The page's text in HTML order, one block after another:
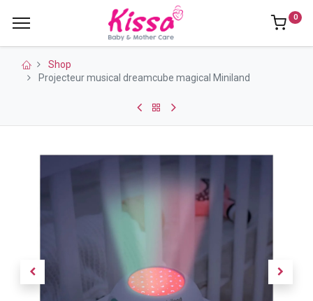
0
Shop
Projecteur musical dreamcube magical Miniland